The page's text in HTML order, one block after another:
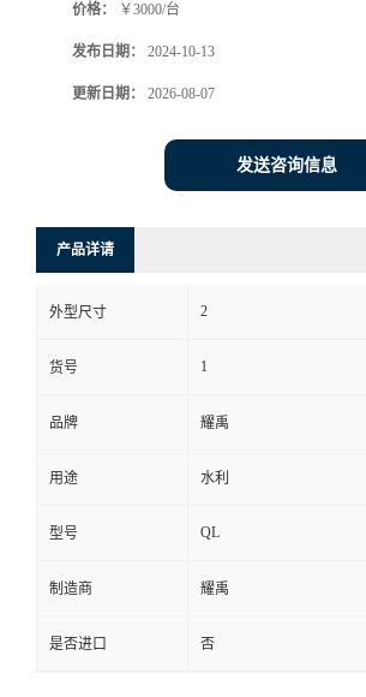
价格： ￥3000/台
发布日期： 2024-10-13
更新日期： 2026-08-07
发送咨询信息
产品详请
外型尺寸 2
货号 1
品牌 耀禹
用途 水利
型号 QL
制造商 耀禹
是否进口 否